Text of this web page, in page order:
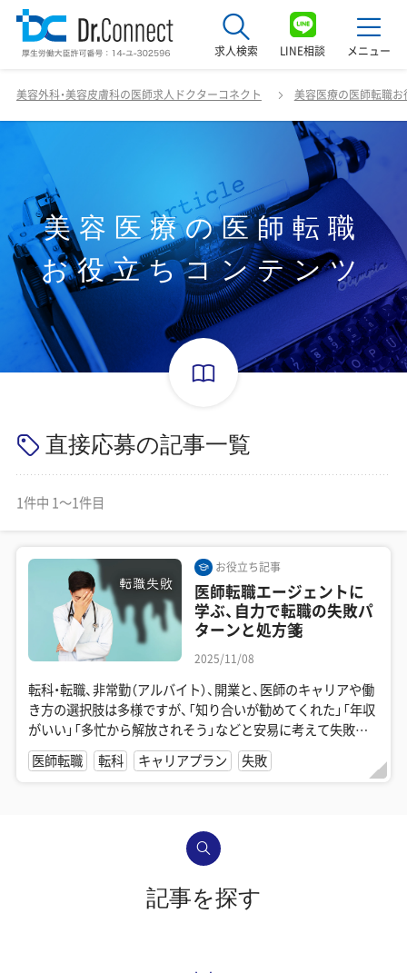
求人検索 LINE相談 メニュー
サービス紹介
ドクターコネクトの強み
エージェント紹介
常勤求人一覧
非常勤・アルバイト求人一覧
美容クリニック見学・研修情報
美容外科・美容皮膚科の医師転職体験談
美容医療の転職お役立ち記事
美容医療辞典
よくあるご質問
医師採用ご担当者様・その他問い合わせ
美容外科・美容皮膚科の医師求人ドクターコネクト 美容医療の医師転職
美容医療の医師転職
お役立ちコンテンツ
直接応募の記事一覧
1件中 1〜1件目
お役立ち記事
医師転職エージェントに
学ぶ、自力で転職の失敗パ
ターンと処方箋
2025/11/08
転科・転職、非常勤（アルバイト）、開業と、医師のキャリアや働
き方の選択肢は多様ですが、「知り合いが勧めてくれた」「年収
がいい」「多忙から解放されそう」などと安易に考えて失敗し
た例も、少ながらずあるもの...
医師転職 転科 キャリアプラン 失敗
記事を探す